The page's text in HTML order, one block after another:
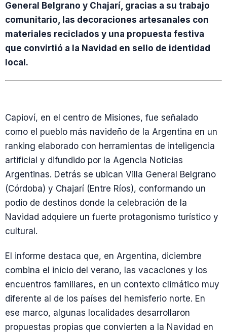
General Belgrano y Chajarí, gracias a su trabajo
comunitario, las decoraciones artesanales con
materiales reciclados y una propuesta festiva
que convirtió a la Navidad en sello de identidad
local.
Capioví, en el centro de Misiones, fue señalado
como el pueblo más navideño de la Argentina en un
ranking elaborado con herramientas de inteligencia
artificial y difundido por la Agencia Noticias
Argentinas. Detrás se ubican Villa General Belgrano
(Córdoba) y Chajarí (Entre Ríos), conformando un
podio de destinos donde la celebración de la
Navidad adquiere un fuerte protagonismo turístico y
cultural.
El informe destaca que, en Argentina, diciembre
combina el inicio del verano, las vacaciones y los
encuentros familiares, en un contexto climático muy
diferente al de los países del hemisferio norte. En
ese marco, algunas localidades desarrollaron
propuestas propias que convierten a la Navidad en